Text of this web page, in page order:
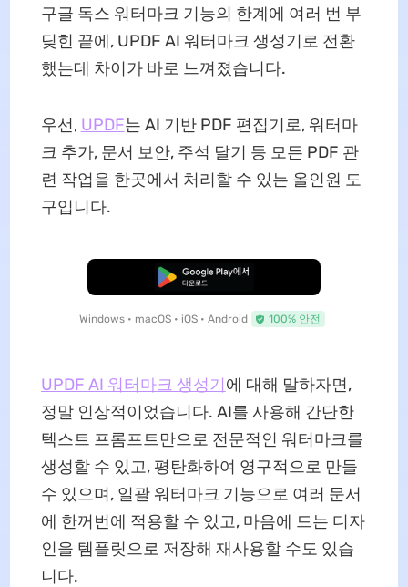
구글 독스 워터마크 기능의 한계에 여러 번 부
딪힌 끝에, UPDF AI 워터마크 생성기로 전환
했는데 차이가 바로 느껴졌습니다.
우선, UPDF는 AI 기반 PDF 편집기로, 워터마
크 추가, 문서 보안, 주석 달기 등 모든 PDF 관
련 작업을 한곳에서 처리할 수 있는 올인원 도
구입니다.
무료로 다운로드
Windows • macOS • iOS • Android 100% 안전
UPDF AI 워터마크 생성기에 대해 말하자면,
정말 인상적이었습니다. AI를 사용해 간단한
텍스트 프롬프트만으로 전문적인 워터마크를
생성할 수 있고, 평탄화하여 영구적으로 만들
수 있으며, 일괄 워터마크 기능으로 여러 문서
에 한꺼번에 적용할 수 있고, 마음에 드는 디자
인을 템플릿으로 저장해 재사용할 수도 있습
니다.